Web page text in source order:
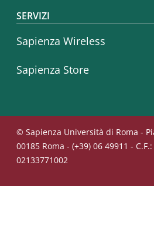
SERVIZI
Sapienza Wireless
Sapienza Store
© Sapienza Università di Roma -
00185 Roma - (+39) 06 49911 -
02133771002